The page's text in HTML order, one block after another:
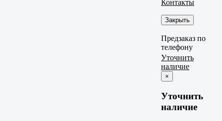
Контакты
Закрыть
Предзаказ по
телефону
Уточнить
наличие
×
Уточнить
наличие